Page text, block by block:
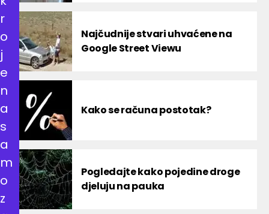
Najčudnije stvari uhvaćene na
Google Street Viewu
Kako se računa postotak?
Pogledajte kako pojedine droge
djeluju na pauka
r
o
j
e
n
a
s
a
m
o
z